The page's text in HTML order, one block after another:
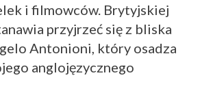
i filmowców. Brytyjskiej
przyjrzeć się z bliska
Antonioni, który osadza
anglojęzycznego